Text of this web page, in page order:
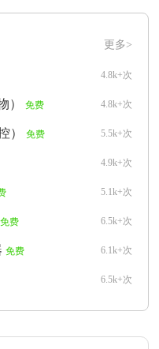
更多>
4.8k+次
4.8k+次
） 免费
5.5k+次
） 免费
4.9k+次
5.1k+次
6.5k+次
免费
6.1k+次
免费
6.5k+次